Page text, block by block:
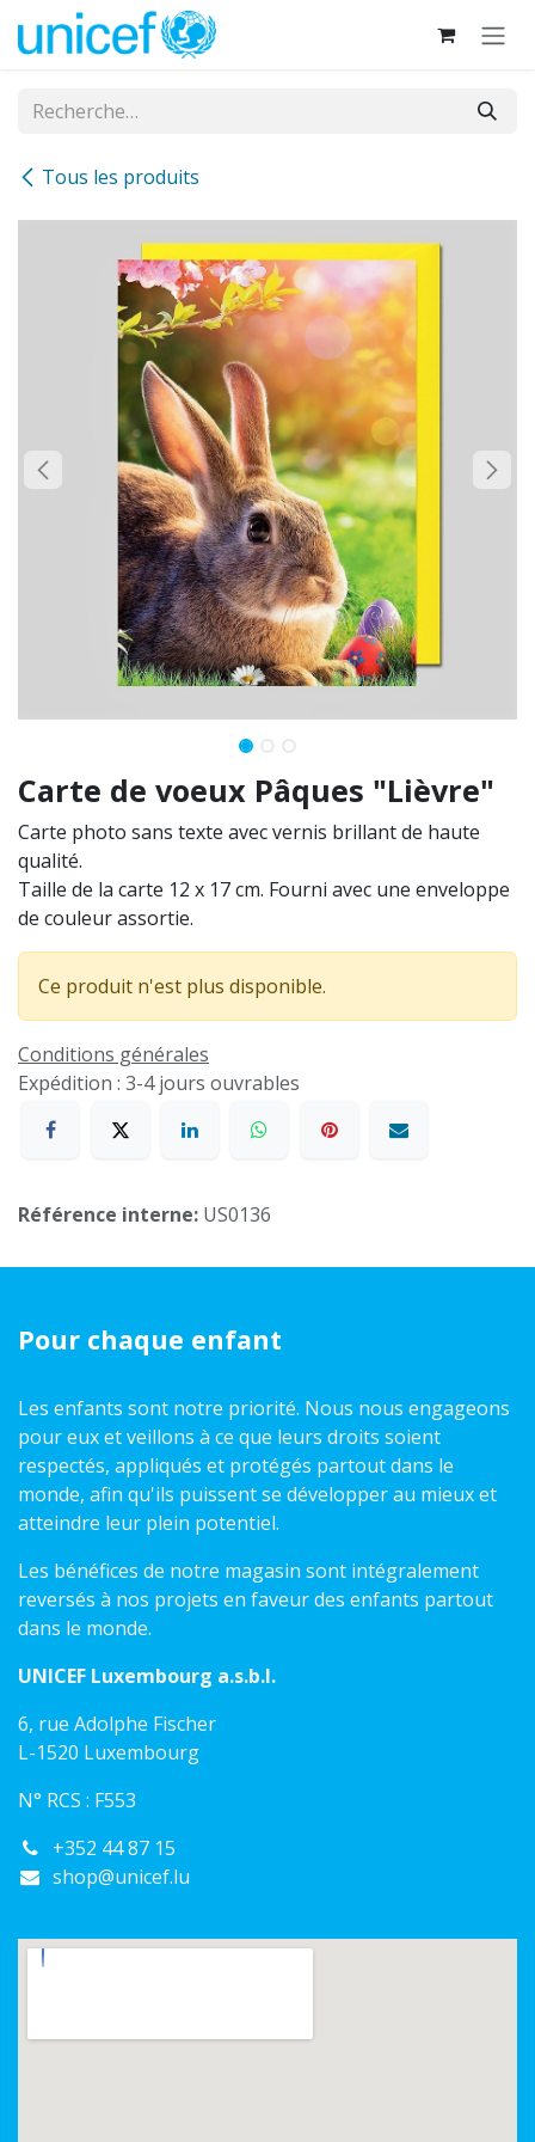
Se rendre au contenu
Tous les produits
Carte de voeux Pâques "Lièvre"
Carte photo sans texte avec vernis brillant de haute
qualité.
Taille de la carte 12 x 17 cm. Fourni avec une enveloppe
de couleur assortie.
Ce produit n'est plus disponible.
Conditions générales
Expédition : 3-4 jours ouvrables
Référence interne: US0136
Pour chaque enfant
Les enfants sont notre priorité. Nous nous engageons
pour eux et veillons à ce que leurs droits soient
respectés, appliqués et protégés partout dans le
monde, afin qu'ils puissent se développer au mieux et
atteindre leur plein potentiel.
Les bénéfices de notre magasin sont intégralement
reversés à nos projets en faveur des enfants partout
dans le monde.
UNICEF Luxembourg a.s.b.l.
6, rue Adolphe Fischer
L-1520 Luxembourg
N° RCS : F553
+352 44 87 15
shop@unicef.lu